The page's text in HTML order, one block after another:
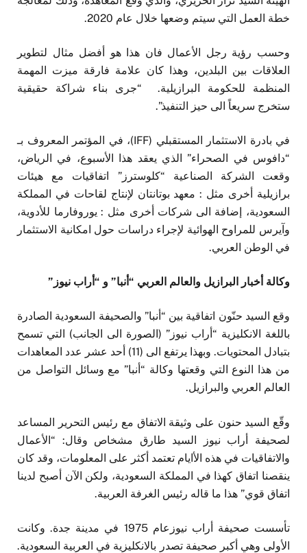
خطة العمل التي سيتم وضعها خلال عام 2020.
وحسب رؤية رجل الأعمال فان هذا هو أفضل مثال لتطوير
العلاقات بين البلدين، وهذا كان علامة فارقة ميزت المهمة
المنظمة للحكومة البرازيلية. “جرى بناء شراكة حقيقية
ستخرج سريعاً الى حيز التنفيذ”.
في بادرة الاستثمار المستقبلي (IFF)، في المؤتمر المعروف بـ
“دافوس في الصحراء” الذي يعقد هذا الأسبوع، في الرياض،
وقعت الشركة الصناعية “كلوسترز” اتفاقيات مع هيئات
برازيلية أخرى مثل : معهد بوتانتان لإنتاج لقاحات في المملكة
السعودية، إضافة الى شركات أخرى مثل : يوروفارما للأدوية،
وآيرس للمراوح الهوائية لإجراء دراسات حول امكانية الاستثمار
في الوطن العربي.
وكالة أخبار البرازيل والعالم العربي “أنبا” و “أراب نيوز”
وقع السيد حنّون اتفاقية بين “أنبا” والصحيفة السعودية الصادرة
باللغة الانكليزية “أراب نيوز” (الصورة الى الجانب) التي تسمح
بتبادل المحتويات. وبهذا يرتفع الى (11) أحد عشر عدد المعاهدات
من هذا النوع التي وقعتها وكالة “أنبا” مع وسائل التواصل من
العالم العربي والبرازيل.
وقّع السيد حنون على وثيقة الاتفاق مع رئيس التحرير المساعد
لصحيفة أراب نيوز السيد طارق مشخاص وقال: “الأعمال
والاتفاقيات في هذه الأايام تعتمد أكثر على المعلومات، وقد كان
ينقصنا اتفاق كهذا في المملكة السعودية، ولكن الآن أصبح لدينا
اتفاق قوي” هذا ما قاله رئيس الغرفة العربية.
تأسست صحيفة أراب نيوزعام 1975 في مدينة جدة. وكانت
الأولى وهي أكبر صحيفة تصدر بالانكليزية في العربية السعودية.